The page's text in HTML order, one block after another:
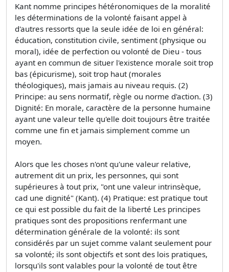
Kant nomme principes hétéronomiques de la moralité
les déterminations de la volonté faisant appel à
d'autres ressorts que la seule idée de loi en général:
éducation, constitution civile, sentiment (physique ou
moral), idée de perfection ou volonté de Dieu - tous
ayant en commun de situer l'existence morale soit trop
bas (épicurisme), soit trop haut (morales
théologiques), mais jamais au niveau requis. (2)
Principe: au sens normatif, règle ou norme d'action. (3)
Dignité: En morale, caractère de la personne humaine
ayant une valeur telle qu'elle doit toujours être traitée
comme une fin et jamais simplement comme un
moyen.
Alors que les choses n'ont qu'une valeur relative,
autrement dit un prix, les personnes, qui sont
supérieures à tout prix, "ont une valeur intrinsèque,
cad une dignité" (Kant). (4) Pratique: est pratique tout
ce qui est possible du fait de la liberté Les principes
pratiques sont des propositions renfermant une
détermination générale de la volonté: ils sont
considérés par un sujet comme valant seulement pour
sa volonté; ils sont objectifs et sont des lois pratiques,
lorsqu'ils sont valables pour la volonté de tout être